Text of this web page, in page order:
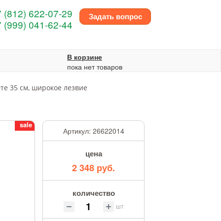
Задать вопрос
(812) 622-07-29
(999) 041-62-44
В корзине
пока нет товаров
35 см, широкое лезвие
sale
Артикул: 26622014
цена
2 348 руб.
количество
шт